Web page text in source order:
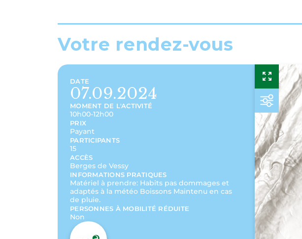
Votre rendez-vous
DATE
07.09.2024
MOMENT DE L'ACTIVITÉ
10h00-12h00
PRIX
Payant
PARTICIPANTS
15
ACCÈS
Berges de Vessy
INFORMATIONS PRATIQUES
Matériel à prendre: Habits pas dommages et
adaptés à la météo Boissons Maintenu en cas
de pluie.
PERSONNES À MOBILITÉ RÉDUITE
Non